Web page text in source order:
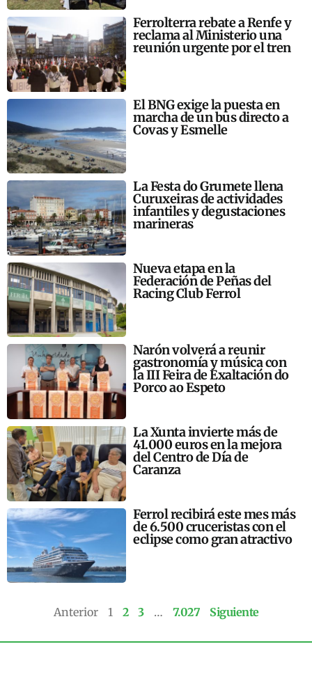
Ferrolterra rebate a Renfe y
reclama al Ministerio una
reunión urgente por el tren
El BNG exige la puesta en
marcha de un bus directo a
Covas y Esmelle
La Festa do Grumete llena
Curuxeiras de actividades
infantiles y degustaciones
marineras
Nueva etapa en la
Federación de Peñas del
Racing Club Ferrol
Narón volverá a reunir
gastronomía y música con
la III Feira de Exaltación do
Porco ao Espeto
La Xunta invierte más de
41.000 euros en la mejora
del Centro de Día de
Caranza
Ferrol recibirá este mes más
de 6.500 cruceristas con el
eclipse como gran atractivo
Anterior 1 2 3 … 7.027 Siguiente